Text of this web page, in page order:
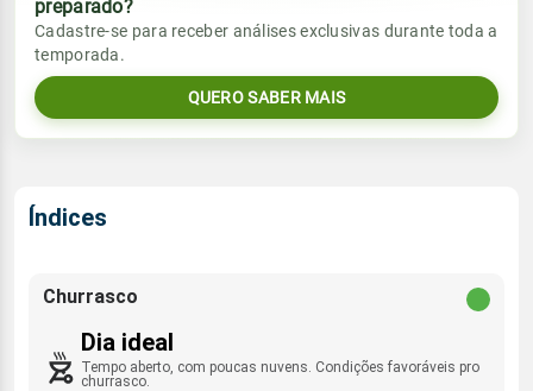
Umidade do ar
32%69%
Rajada de vento
Sol
06:16h às 17:49h
Lua
Chuva
0.0mm
Umidade do ar
Vento
E - 11km/h
Rajada de vento
Sol
preparado?
Cadastre-se para receber análises exclusivas durante toda a
temporada.
QUERO SABER MAIS
Índices
Churrasco
Dia ideal
Tempo aberto, com poucas nuvens. Condições favoráveis pro
churrasco.